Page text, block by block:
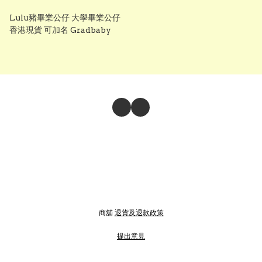
Lulu豬畢業公仔 大學畢業公仔
香港現貨 可加名 Gradbaby
商舖 退貨及退款政策
提出意見